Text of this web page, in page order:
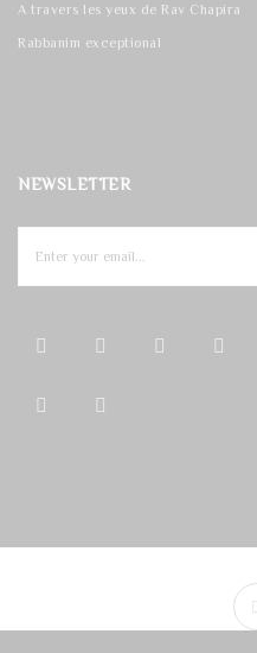
A travers les yeux de Rav Chapira
Rabbanim exceptional
NEWSLETTER